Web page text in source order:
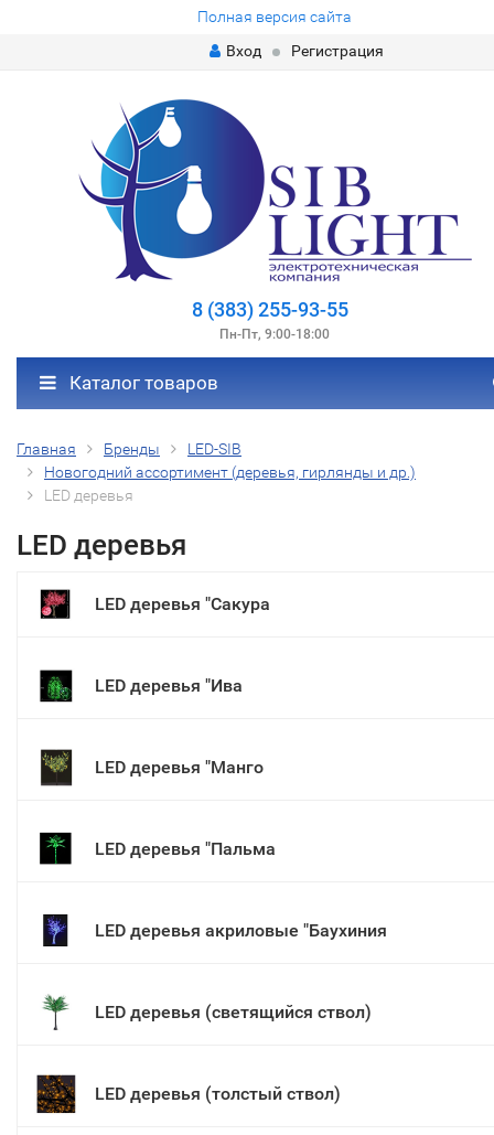
Полная версия сайта
Вход
Регистрация
8 (383) 255-93-55
Пн-Пт, 9:00-18:00
Каталог товаров
Главная Бренды
LED-SIB
Новогодний ассортимент (деревья, гирлянды и др.)
LED деревья
LED деревья
LED деревья "Сакура
LED деревья "Ива
LED деревья "Манго
LED деревья "Пальма
LED деревья акриловые "Баухиния
LED деревья (светящийся ствол)
LED деревья (толстый ствол)